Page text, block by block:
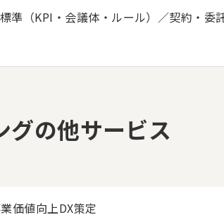
準（KPI・会議体・ルール）／契約・委
グの他サービス
価値向上DX策定